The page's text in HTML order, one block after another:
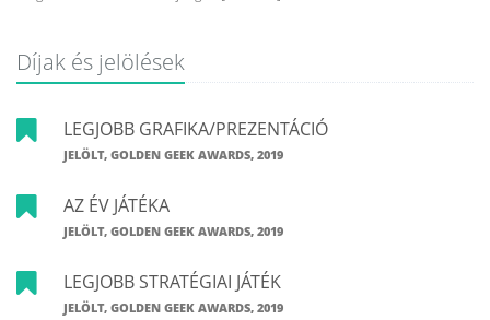
Díjak és jelölések
LEGJOBB GRAFIKA/PREZENTÁCIÓ
JELÖLT, GOLDEN GEEK AWARDS, 2019
AZ ÉV JÁTÉKA
JELÖLT, GOLDEN GEEK AWARDS, 2019
LEGJOBB STRATÉGIAI JÁTÉK
JELÖLT, GOLDEN GEEK AWARDS, 2019